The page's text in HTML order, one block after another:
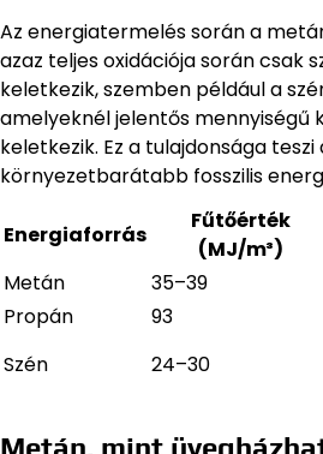
Az energiatermelés során a
azaz teljes oxidációja során csak
keletkezik, szemben például a
amelyeknél jelentős mennyiségű
keletkezik. Ez a tulajdonsága
környezetbarátabb fosszilis
Energiaforrás
Fűtőérték
(MJ/m³)
Metán
35–39
Propán
93
Szén
24–30